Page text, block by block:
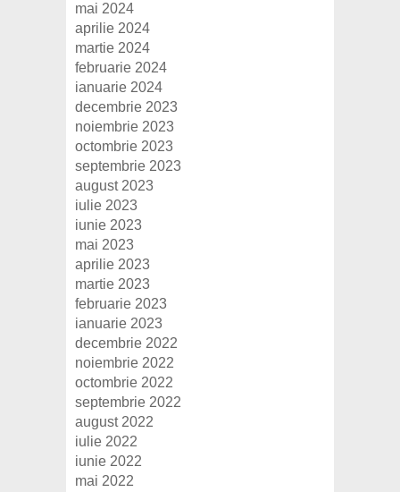
mai 2024
aprilie 2024
martie 2024
februarie 2024
ianuarie 2024
decembrie 2023
noiembrie 2023
octombrie 2023
septembrie 2023
august 2023
iulie 2023
iunie 2023
mai 2023
aprilie 2023
martie 2023
februarie 2023
ianuarie 2023
decembrie 2022
noiembrie 2022
octombrie 2022
septembrie 2022
august 2022
iulie 2022
iunie 2022
mai 2022